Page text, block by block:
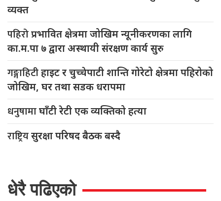
व्यक्त
पहिरोप्रभावित क्षेत्रमा जोखिम न्यूनीकरणका लागि
का.म.पा ७ द्वारा अस्थायी संरक्षण कार्य सुरु
गङ्गाहिटीहाइट र चुच्चेपाटी शान्ति गोरेटो क्षेत्रमा पहिरोको
जोखिम, घर तथा सडक धरापमा
धनुषामाघाँटी रेटी एक व्यक्तिको हत्या
राष्ट्रियसुरक्षा परिषद बैठक बस्दै
धेरै पढिएको